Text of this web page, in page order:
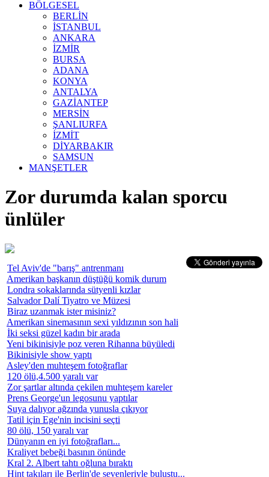
BÖLGESEL
BERLİN
İSTANBUL
ANKARA
İZMİR
BURSA
ADANA
KONYA
ANTALYA
GAZİANTEP
MERSİN
ŞANLIURFA
İZMİT
DİYARBAKIR
SAMSUN
MANŞETLER
Zor durumda kalan sporcu
ünlüler
Tel Aviv'de "barış" antrenmanı
Amerikan başkanın düştüğü komik durum
Londra sokaklarında sütyenli kızlar
Salvador Dalí Tiyatro ve Müzesi
Biraz uzanmak ister misiniz?
Amerikan sinemasının sexi yıldızının son hali
İki seksi güzel kadın bir arada
Yeni bikinisiyle poz veren Rihanna büyüledi
Bikinisiyle show yaptı
Asley'den muhteşem fotoğraflar
120 ölü,4.500 yaralı var
Zor şartlar altında çekilen muhteşem kareler
Prens George'un legosunu yaptılar
Suya dalıyor ağzında yunusla çıkıyor
Tatil için Ege'nin incisini seçti
80 ölü, 150 yaralı var
Dünyanın en iyi fotoğrafları...
Kraliyet bebeği basının önünde
Kral 2. Albert tahtı oğluna bıraktı
Hint takıları ile Berlin'de sevenleriyle buluştu...